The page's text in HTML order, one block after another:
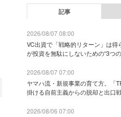
記事
2026/08/07 08:00
VC出資で「戦略的リターン」は得
が投資を無駄にしないための“3つ
2026/08/07 07:00
ヤマハ流・新規事業の育て方。「
掛ける自前主義からの脱却と出口
2026/08/06 07:00